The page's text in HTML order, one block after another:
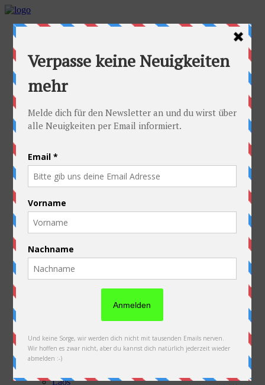
Home
Die häufigsten Fragen
Die Radler
Alexandra
Stefan
Kontakt
Die Route
Polen
Ukraine
Weißrussland
Russland
Kasachstan
Kirgistan
China
Laos
Neuseeland
Die gute Sache
Die Fotos & Videos
Russland
Kasachstan
Kirgistan
Laos